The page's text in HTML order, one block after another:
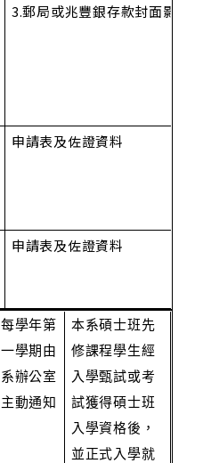
3.郵局或兆豐銀存款封面影本
申請表及佐證資料
申請表及佐證資料
每學年第
一學期由
系辦公室
主動通知
本系碩士班先
修課程學生經
入學甄試或考
試獲得碩士班
入學資格後，
並正式入學就